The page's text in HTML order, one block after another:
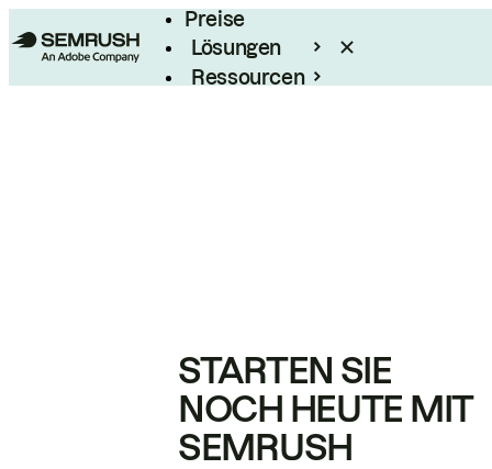
Preise
Lösungen
Ressourcen
STARTEN SIE
NOCH HEUTE MIT
SEMRUSH